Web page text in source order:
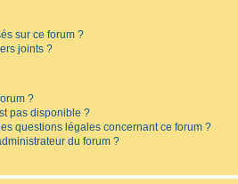
sur ce forum ?
joints ?
?
pas disponible ?
questions légales concernant ce forum ?
du forum ?